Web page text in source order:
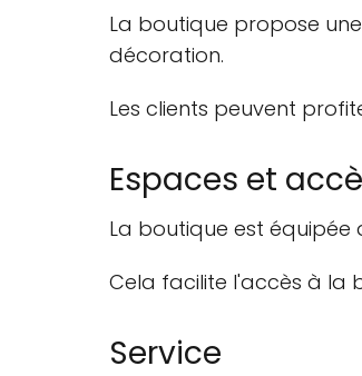
La boutique propose
décoration.
Les clients peuvent
Espaces et
La boutique est
Cela facilite l'accès à la
Service